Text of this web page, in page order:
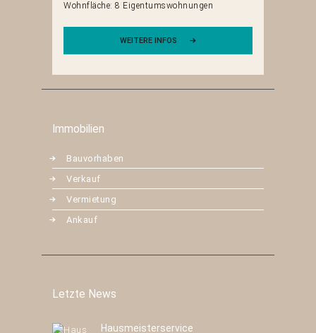
Wohnfläche: 8 Eigentumswohnungen
WEITERE INFOS
Immobilien
Bauvorhaben
Verkauf
Vermietung
Ankauf
Letzte News
Hausmeisterservice